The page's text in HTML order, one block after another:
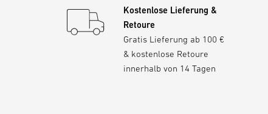
Kostenlose Lieferung &
Retoure
Gratis Lieferung ab 100 €
& kostenlose Retoure
innerhalb von 14 Tagen